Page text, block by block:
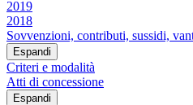
2019
2018
Sovvenzioni, contributi, sussidi,
Espandi
Criteri e modalità
Atti di concessione
Espandi